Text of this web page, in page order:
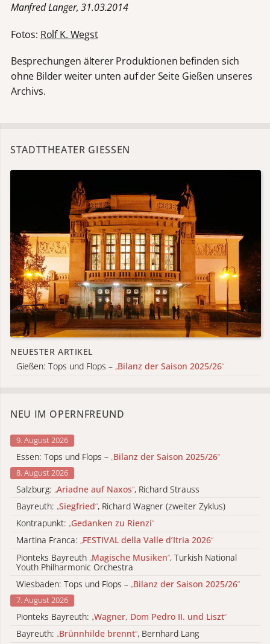
Manfred Langer, 31.03.2014
Fotos: Rolf K. Wegst
Besprechungen älterer Produktionen befinden sich
ohne Bilder weiter unten auf der Seite Gießen unseres
Archivs.
STADTTHEATER GIESSEN
NEUESTER ARTIKEL
Gießen: Tops und Flops – „Bilanz der Saison 2025/26“
NEU IM OPERNFREUND
9. August 2026
Essen: Tops und Flops – „Bilanz der Saison 2025/26“
8. August 2026
Salzburg: „Ariadne auf Naxos“, Richard Strauss
Bayreuth: „Siegfried“, Richard Wagner (zweiter Zyklus)
Kontrapunkt: „Gedanken zu Rienzi“
Martina Franca: „FESTIVAL della Valle d’Itria 2026“
Pionteks Bayreuth „Magische Musiken“, Turkish National
Youth Philharmonic Orchestra
Wiesbaden: Tops und Flops – „Bilanz der Saison 2025/26“
7. August 2026
Pionteks Bayreuth: „Wagner, Dom Pedro II. und Liszt“
Bayreuth: „Brünnhilde brennt“, Bernhard Lang